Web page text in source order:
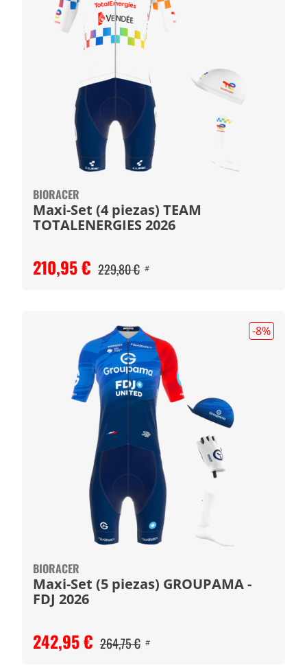
BIORACER
Maxi-Set (4 piezas) TEAM
TOTALENERGIES 2026
210,95 € 229,80 € #
-8%
BIORACER
Maxi-Set (5 piezas) GROUPAMA -
FDJ 2026
242,95 € 264,75 € #